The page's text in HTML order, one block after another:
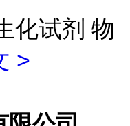
化试剂 物
>